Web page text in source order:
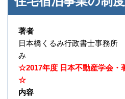
著者
日本橋くるみ行政書士事務
み
☆2017年度 日本不動産学会・
☆
内容